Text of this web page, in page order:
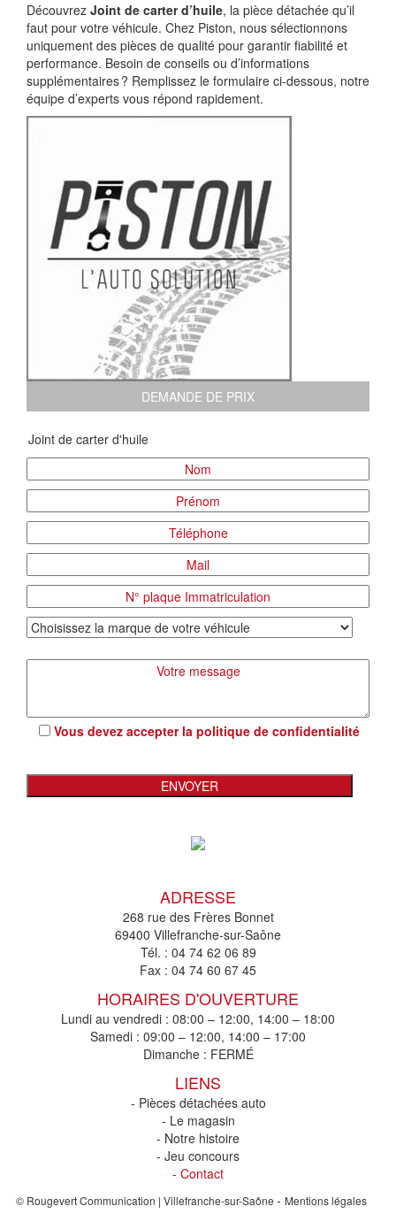
Découvrez Joint de carter d’huile, la pièce détachée qu’il
faut pour votre véhicule. Chez Piston, nous sélectionnons
uniquement des pièces de qualité pour garantir fiabilité et
performance. Besoin de conseils ou d’informations
supplémentaires ? Remplissez le formulaire ci-dessous, notre
équipe d’experts vous répond rapidement.
DEMANDE DE PRIX
Vous devez accepter la politique de confidentialité
ADRESSE
268 rue des Frères Bonnet
69400 Villefranche-sur-Saône
Tél. : 04 74 62 06 89
Fax : 04 74 60 67 45
HORAIRES D'OUVERTURE
Lundi au vendredi : 08:00 – 12:00, 14:00 – 18:00
Samedi : 09:00 – 12:00, 14:00 – 17:00
Dimanche : FERMÉ
LIENS
- Pièces détachées auto
- Le magasin
- Notre histoire
- Jeu concours
- Contact
© Rougevert Communication | Villefranche-sur-Saône - Mentions légales